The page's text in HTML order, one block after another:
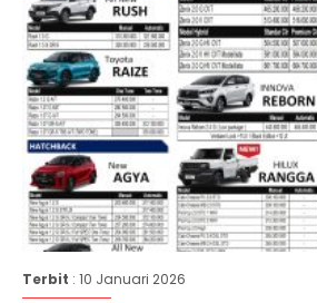
Terbit : 10 Januari 2026